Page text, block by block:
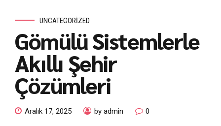
UNCATEGORIZED
Gömülü Sistemlerle
Akıllı Şehir
Çözümleri
Aralık 17, 2025 by admin 0